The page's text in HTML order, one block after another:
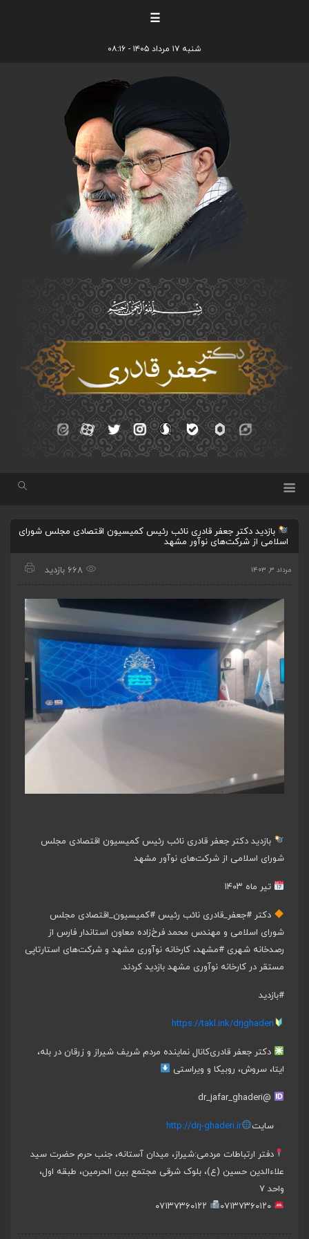
☰
شنبه ۱۷ مرداد ۱۴۰۵ - ۰۸:۱۶
بازدید دکتر جعفر قادری نائب‌ رئیس کمیسیون اقتصادی مجلس شورای
اسلامی از شرکت‌های نوآور مشهد
مرداد ۳, ۱۴۰۳ 668 بازدید
بازدید دکتر جعفر قادری نائب‌ رئیس کمیسیون اقتصادی مجلس
شورای اسلامی از شرکت‌های نوآور مشهد
تیر ماه ۱۴۰۳
دکتر #جعفر_قادری نائب رئیس #کمیسیون_اقتصادی مجلس
شورای اسلامی و مهندس محمد فرخ‌زاده معاون استاندار فارس از
رصدخانه شهری #مشهد، کارخانه نوآوری مشهد و شرکت‌های استارتاپی
مستقر در کارخانه نوآوری مشهد بازدید کردند.
#بازدید
https://takl.ink/drjghaderi
دکتر جعفر قادریکانال نماینده مردم شریف شیراز و زرقان در بله،
ایتا، سروش، روبیکا و ویراستی
@dr_jafar_ghaderi
سایت http://drj-ghaderi.ir
دفتر ارتباطات مردمی:شیراز، میدان آستانه، جنب حرم حضرت سید
علاءالدین حسین (ع)، بلوک شرقی مجتمع بین الحرمین، طبقه اول،
واحد ۷